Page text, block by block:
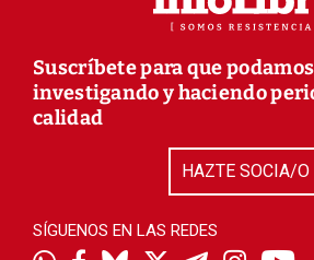
Suscríbete para que
investigando y haciendo
calidad
HAZTE SOCIA/O
SÍGUENOS EN LAS REDES